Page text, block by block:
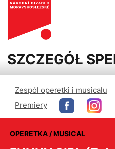
SZCZEGÓŁ
Zespól operetki i musicalu
Premiery
OPERETKA / MUSICAL